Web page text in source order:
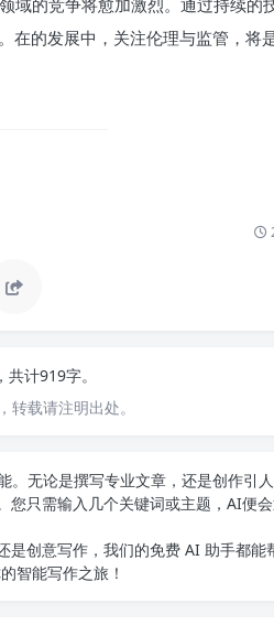
在的发展中，关注伦理与监管，将
计919字。
载请注明出处。
。无论是撰写专业文章，还是创作引
只需输入几个关键词或主题，AI便
创意写作，我们的免费 AI 助手都能
智能写作之旅！